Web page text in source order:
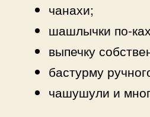
чанахи;
шашлычки по-
выпечку
бастурму
чашушули и